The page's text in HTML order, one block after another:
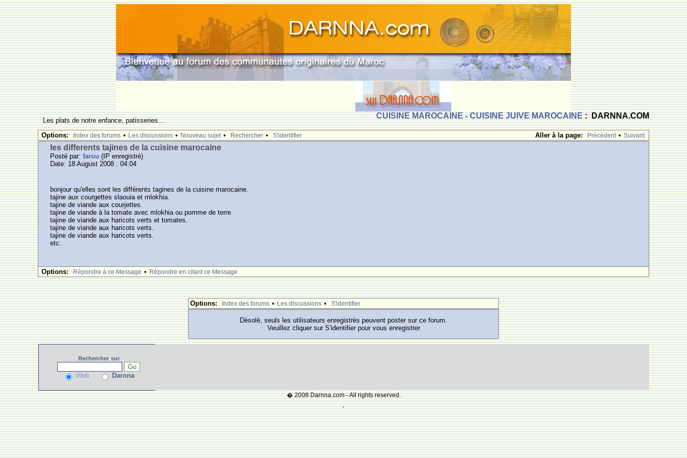
CUISINE MAROCAINE - CUISINE JUIVE MAROCAINE: DARNNA.COM
Les plats de notre enfance, patisseries...
Aller à la page:
Prècèdent • Suivant
Options: Index des forums • Les discussions • Nouveau sujet • Rechercher • S'identifier
les differents tajines de la cuisine marocaine
Posté par:farou (IP enregistrè)
Date: 18 August 2008 : 04:04
bonjour qu'elles sont les différents tagines de la cuisine marocaine.
tajine aux courgettes slaouia et mlokhia.
tajine de viande aux courjettes.
tajine de viande à la tomate avec mlokhia ou pomme de terre
tajine de viande aux haricots verts et tomates.
tajine de viande aux haricots verts.
tajine de viande aux haricots verts.
etc.
Options: Rèpondre à ce Message • Rèpondre en citant ce Message
Options: Index des forums • Les discussions • S'identifier
Dèsolè, seuls les utilisateurs enregistrès peuvent poster sur ce forum.
Veuillez cliquer sur S'identifier pour vous enregistrer
Rechercher sur
Web Darnna
� 2008 Darnna.com - All rights reserved.
'